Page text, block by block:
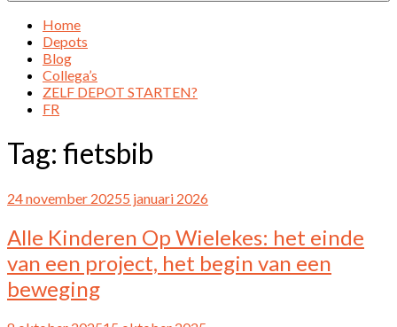
Home
Depots
Blog
Collega’s
ZELF DEPOT STARTEN?
FR
Tag: fietsbib
24 november 20255 januari 2026
Alle Kinderen Op Wielekes: het einde
van een project, het begin van een
beweging